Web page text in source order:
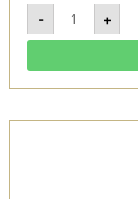
-
Campo
Camagi
2023
Rosso
di
+